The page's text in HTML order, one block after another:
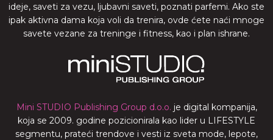
ideje, saveti za vezu, ljubavni saveti, poznati parfemi. Ako ste
ipak aktivna dama koja voli da trenira, ovde ćete naći mnoge
savete vezane za treninge i fitness, kao i plan ishrane.
Mini STUDIO Publishing Group d.o.o. je digital kompanija,
koja se 2009. godine pozicionirala kao lider u LIFESTYLE
segmentu, prateći trendove i vesti iz sveta mode, lepote,